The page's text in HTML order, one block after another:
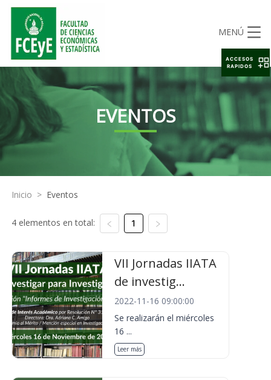
MENÚ
EVENTOS
Inicio > Eventos
4 elementos en total: 1
VII Jornadas IIATA
de investig...
2022-11-16 09:00:00
Se realizarán el miércoles
16 ...
Leer más
ACCESOS
RAPIDOS